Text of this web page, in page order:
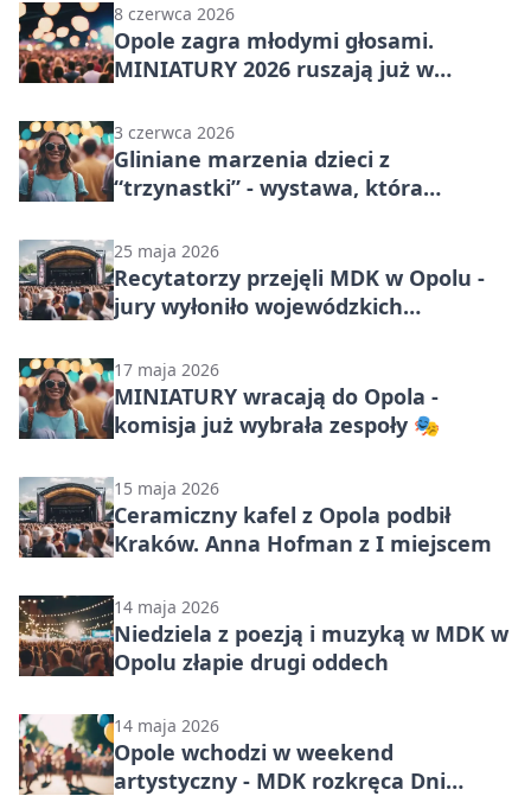
8 czerwca 2026
Opole zagra młodymi głosami.
MINIATURY 2026 ruszają już w
3 czerwca 2026
Gliniane marzenia dzieci z
“trzynastki” - wystawa, która
25 maja 2026
Recytatorzy przejęli MDK w Opolu -
jury wyłoniło wojewódzkich
17 maja 2026
MINIATURY wracają do Opola -
komisja już wybrała zespoły 🎭
15 maja 2026
Ceramiczny kafel z Opola podbił
Kraków. Anna Hofman z I miejscem
14 maja 2026
Niedziela z poezją i muzyką w MDK w
Opolu złapie drugi oddech
14 maja 2026
Opole wchodzi w weekend
artystyczny - MDK rozkręca Dni